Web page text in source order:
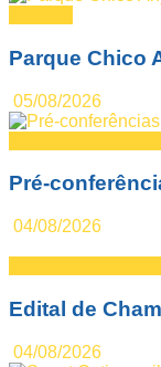
Parque Chico
05/08/2026
Pré-
04/08/2026
Edital de
04/08/2026